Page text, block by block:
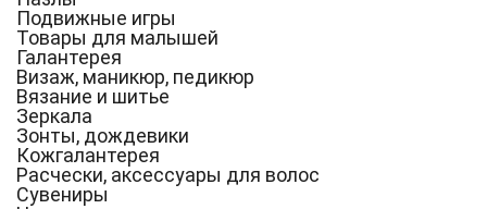
Подвижные игры
Товары для малышей
Галантерея
Визаж, маникюр, педикюр
Вязание и шитье
Зеркала
Зонты, дождевики
Кожгалантерея
Расчески, аксессуары для волос
Сувениры